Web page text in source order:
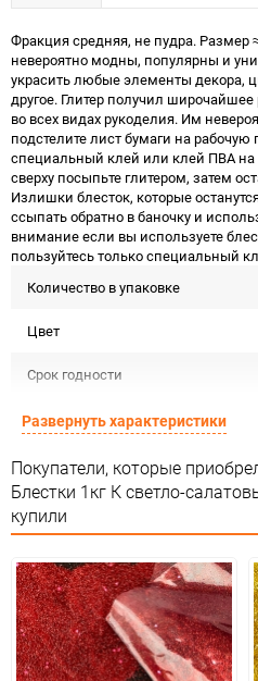
Фракция средняя, не пудра. Размер
невероятно модны, популярны и
украсить любые элементы декора,
другое. Глитер получил
во всех видах рукоделия. Им
подстелите лист бумаги на рабочую
специальный клей или клей ПВА на
сверху посыпьте глитером, затем
Излишки блесток, которые
ссыпать обратно в баночку и
внимание если вы используете
пользуйтесь только специальный
Количество в упаковке
Цвет
Срок годности
Предназначение товара
Сертификация
Особые условия
Количество в коробке
Единица измерения
Развернуть характеристики
Покупатели, которые
Блестки 1кг К светло-
купили